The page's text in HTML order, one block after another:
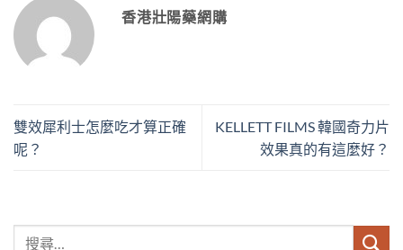
香港壯陽藥網購
雙效犀利士怎麼吃才算正確
呢？
KELLETT FILMS 韓國奇力片
效果真的有這麼好？